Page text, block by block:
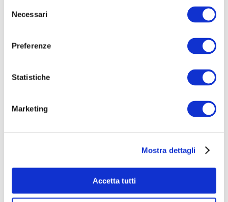
delNecessari
Preferenze
Statistiche
Marketing
Mostra dettagli
Accetta tutti
Immoville - Vivi il Monferrato